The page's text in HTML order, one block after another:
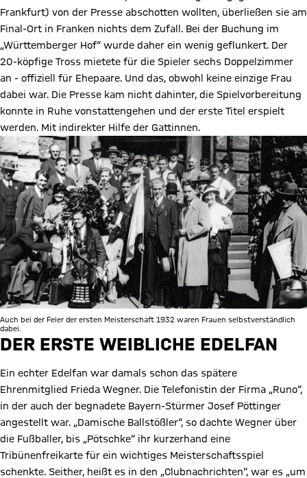
Frankfurt) von der Presse abschotten wollten, überließen sie am
Final-Ort in Franken nichts dem Zufall. Bei der Buchung im
„Württemberger Hof“ wurde daher ein wenig geflunkert. Der
20-köpfige Tross mietete für die Spieler sechs Doppelzimmer
an - offiziell für Ehepaare. Und das, obwohl keine einzige Frau
dabei war. Die Presse kam nicht dahinter, die Spielvorbereitung
konnte in Ruhe vonstattengehen und der erste Titel erspielt
werden. Mit indirekter Hilfe der Gattinnen.
Auch bei der Feier der ersten Meisterschaft 1932 waren Frauen selbstverständlich
dabei.
DER ERSTE WEIBLICHE EDELFAN
Ein echter Edelfan war damals schon das spätere
Ehrenmitglied Frieda Wegner. Die Telefonistin der Firma „Runo“,
in der auch der begnadete Bayern-Stürmer Josef Pöttinger
angestellt war. „Damische Ballstößler“, so dachte Wegner über
die Fußballer, bis „Pötschke“ ihr kurzerhand eine
Tribünenfreikarte für ein wichtiges Meisterschaftsspiel
schenkte. Seither, heißt es in den „Clubnachrichten“, war es „um